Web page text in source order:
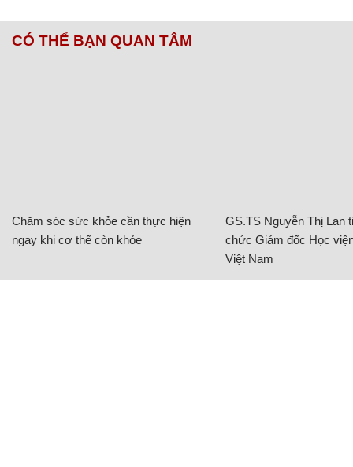
CÓ THỂ BẠN QUAN TÂM
Chăm sóc sức khỏe cần thực hiện
ngay khi cơ thể còn khỏe
GS.TS Nguyễn Thị Lan
chức Giám đốc Học
Việt Nam